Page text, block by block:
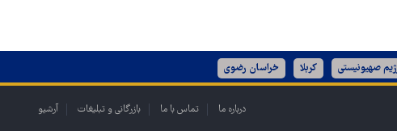
صهیونیستی کربلا خراسان رضوی
درباره ما تماس با ما بازرگانی و تبلیغات آرشیو